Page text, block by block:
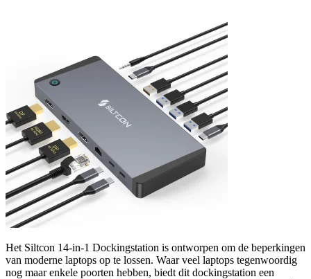
Het Siltcon 14-in-1 Dockingstation is ontworpen om de beperkingen
van moderne laptops op te lossen. Waar veel laptops tegenwoordig
nog maar enkele poorten hebben, biedt dit dockingstation een